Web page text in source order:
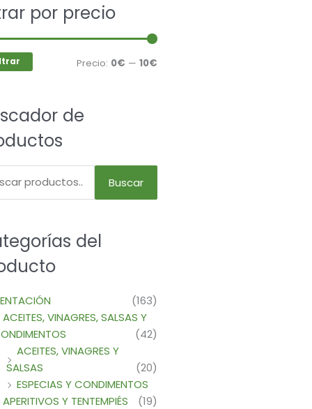
por precio
Precio: 0€ —10€
de
Buscar
del
(163)
ACEITES, VINAGRES, SALSAS Y
(42)
ACEITES, VINAGRES Y
SALSAS
(20)
ESPECIAS Y CONDIMENTOS
(19)
APERITIVOS Y TENTEMPIÉS